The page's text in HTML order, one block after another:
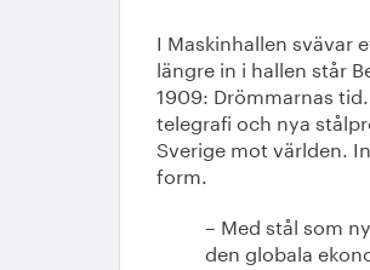
I Maskinhallen svävar
längre in i hallen står
1909: Drömmarnas
telegrafi och nya
Sverige mot världen.
form.
– Med stål som
den globala